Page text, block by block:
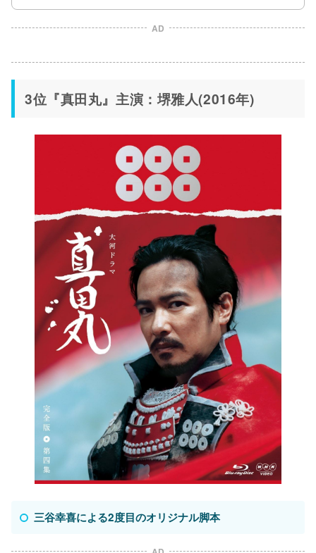
AD
3位『真田丸』主演：堺雅人(2016年)
三谷幸喜による2度目のオリジナル脚本